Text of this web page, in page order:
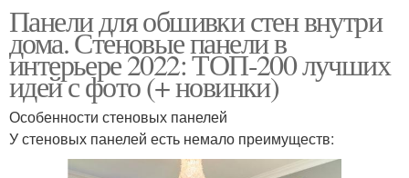
Панели для обшивки стен внутри
дома. Стеновые панели в
интерьере 2022: ТОП-200 лучших
идей с фото (+ новинки)
Особенности стеновых панелей
У стеновых панелей есть немало преимуществ: